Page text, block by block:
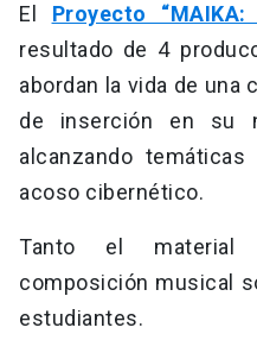
El Proyecto
resultado de 4
abordan la vida de una
de inserción en su
alcanzando
acoso cibernético.
Tanto el material
composición musical
estudiantes.